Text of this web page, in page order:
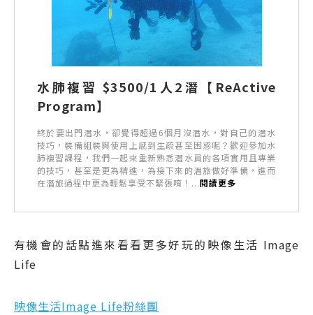
水肺複習 $3500/1人2潛【ReActive
Program】
終於要出門潛水，卻覺得超過6個月沒潛水，對自己的潛水
技巧，裝備組裝與使用上感到生疏甚至困惑呢？歡迎參加水
肺複習課程，我們一起來重新熟悉潛水員的各項實用且專業
的技巧，甚至是更為精進，為接下來的潛旅做好準備，進而
在潛旅過程中更為輕鬆享受不緊張唷！...閱讀更多
有機會的話點進來看看更多好玩的映像生活 Image
Life
映像生活Image Life粉絲團